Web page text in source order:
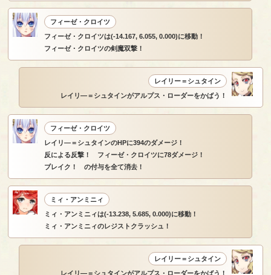
フィーゼ・クロイツ
フィーゼ・クロイツは(-14.167, 6.055, 0.000)に移動！
フィーゼ・クロイツの剣魔双撃！
レイリー＝シュタイン
レイリ―＝シュタインがアルプス・ローダーをかばう！
フィーゼ・クロイツ
レイリ―＝シュタインのHPに394のダメージ！
反による反撃！ フィーゼ・クロイツに78ダメージ！
ブレイク！ の付与を全て消去！
ミィ・アンミニィ
ミィ・アンミニィは(-13.238, 5.685, 0.000)に移動！
ミィ・アンミニィのレジストクラッシュ！
レイリー＝シュタイン
レイリ―＝シュタインがアルプス・ローダーをかばう！